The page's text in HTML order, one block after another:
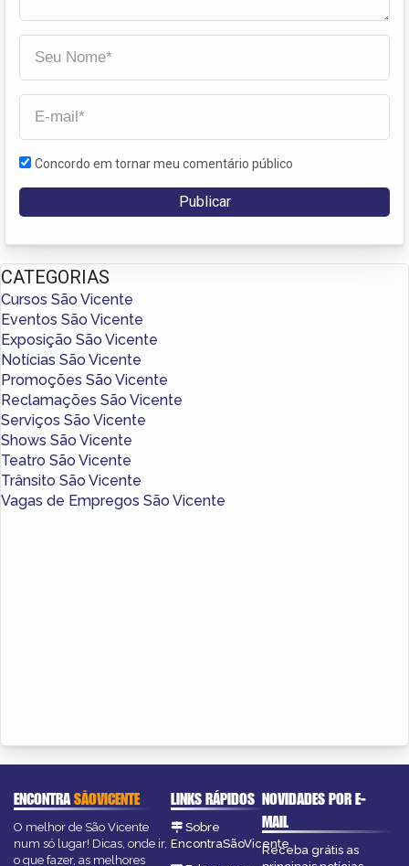
Concordo em tornar meu comentário público
CATEGORIAS
Cursos São Vicente
Eventos São Vicente
Exposição São Vicente
Notícias São Vicente
Promoções São Vicente
Reclamações São Vicente
Serviços São Vicente
Shows São Vicente
Teatro São Vicente
Trânsito São Vicente
Vagas de Empregos São Vicente
ENCONTRASÃOVICENTE
O melhor de São Vicente
num só lugar! Dicas, onde ir,
o que fazer, as melhores
LINKS RÁPIDOS
Sobre
EncontraSãoVicente
NOVIDADES POR E-
MAIL
Receba grátis as